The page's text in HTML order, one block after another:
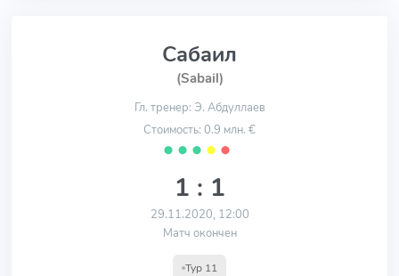
Сабаил
(Sabail)
Гл. тренер: Э. Абдуллаев
Стоимость: 0.9 млн. €
⬤ ⬤ ⬤ ⬤ ⬤
1 : 1
29.11.2020, 12:00
Матч окончен
Тур 11